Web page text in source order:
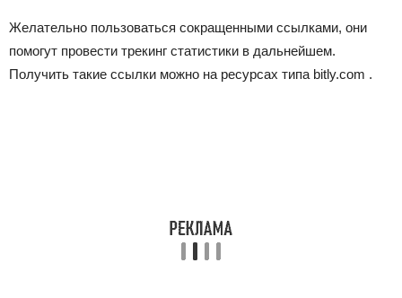
Желательно пользоваться сокращенными ссылками, они
помогут провести трекинг статистики в дальнейшем.
Получить такие ссылки можно на ресурсах типа bitly.com .